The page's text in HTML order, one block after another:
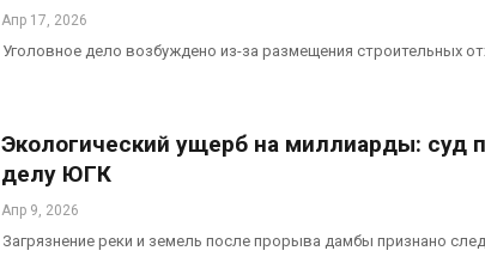
Апр 17, 2026
Уголовное дело возбуждено из-за размещения строительных
Экологический ущерб на миллиарды: суд
делу ЮГК
Апр 9, 2026
Загрязнение реки и земель после прорыва дамбы признано